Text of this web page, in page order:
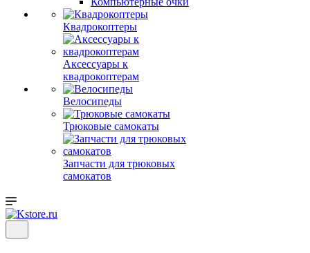
Квадрокоптеры
Аксессуары к
квадрокоптерам
Велосипеды
Трюковые самокаты
Запчасти для трюковых
самокатов